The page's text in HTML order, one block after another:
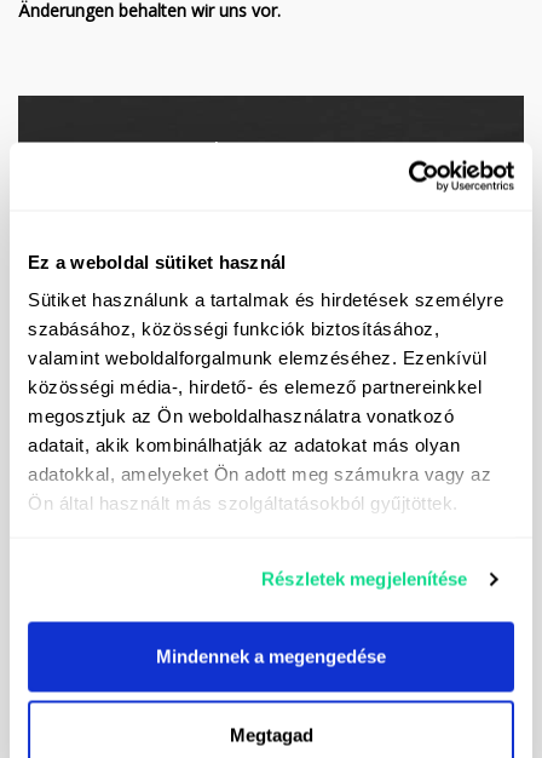
Ez a weboldal sütiket használ
Sütiket használunk a tartalmak és hirdetések személyre
szabásához, közösségi funkciók biztosításához,
valamint weboldalforgalmunk elemzéséhez. Ezenkívül
közösségi média-, hirdető- és elemező partnereinkkel
megosztjuk az Ön weboldalhasználatra vonatkozó
adatait, akik kombinálhatják az adatokat más olyan
adatokkal, amelyeket Ön adott meg számukra vagy az
Ön által használt más szolgáltatásokból gyűjtöttek.
Részletek megjelenítése
Mindennek a megengedése
Megtagad
Änderungen behalten wir uns vor.
Fragen Sie nach unserem
Ich abonniere den Newsletter